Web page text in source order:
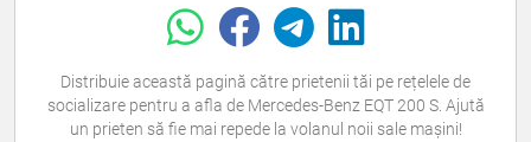
Distribuie această pagină către prietenii tăi pe rețelele de
socializare pentru a afla de Mercedes-Benz EQT 200 S. Ajută
un prieten să fie mai repede la volanul noii sale mașini!